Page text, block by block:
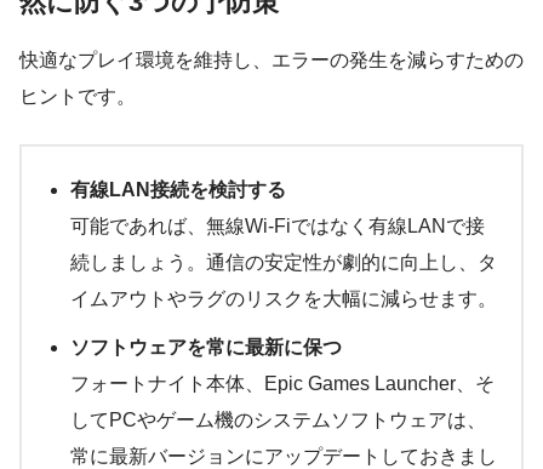
快適なプレイ環境を維持し、エラーの発生を減らすための
ヒントです。
有線LAN接続を検討する
可能であれば、無線Wi-Fiではなく有線LANで接
続しましょう。通信の安定性が劇的に向上し、タ
イムアウトやラグのリスクを大幅に減らせます。
ソフトウェアを常に最新に保つ
フォートナイト本体、Epic Games Launcher、そ
してPCやゲーム機のシステムソフトウェアは、
常に最新バージョンにアップデートしておきまし